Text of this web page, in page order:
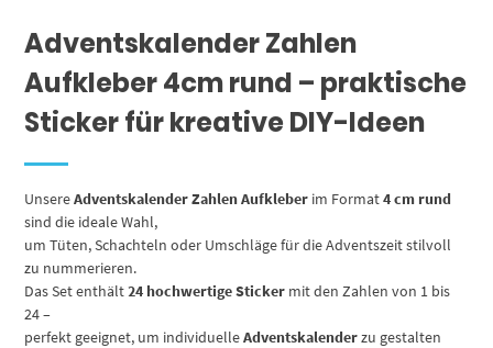
/
/
DIY
/
Menge
Adventskalender Zahlen
Aufkleber 4cm rund – praktische
Sticker für kreative DIY-Ideen
UnsereAdventskalender Zahlen Aufkleber im Format4 cm rund
sind die ideale Wahl,
um Tüten, Schachteln oder Umschläge für die Adventszeit stilvoll
zu nummerieren.
Das Set enthält24 hochwertige Sticker mit den Zahlen von 1 bis
24 –
perfekt geeignet, um individuelleAdventskalenderzu gestalten